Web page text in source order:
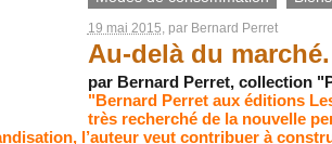
19 mai 2015 , par Bernard Perret
Au-delà du
par Bernard Perret, collection
"Bernard Perret aux éditions
très recherché de la nouvelle
l’auteur veut contribuer à